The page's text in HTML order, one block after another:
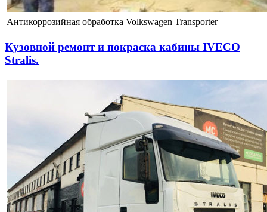
Антикоррозийная обработка Volkswagen Transporter
Кузовной ремонт и покраска кабины IVECO
Stralis.